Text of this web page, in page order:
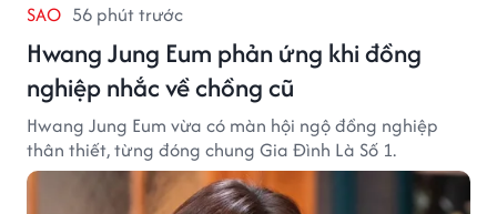
SAO 56 phút trước
Hwang Jung Eum phản ứng khi đồng
nghiệp nhắc về chồng cũ
Hwang Jung Eum vừa có màn hội ngộ đồng nghiệp
thân thiết, từng đóng chung Gia Đình Là Số 1.